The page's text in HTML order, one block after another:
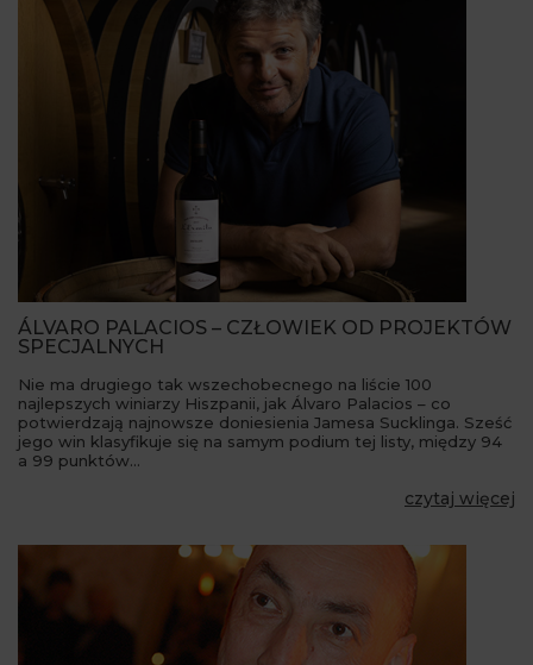
ÁLVARO PALACIOS – CZŁOWIEK OD PROJEKTÓW
SPECJALNYCH
Nie ma drugiego tak wszechobecnego na liście 100
najlepszych winiarzy Hiszpanii, jak Álvaro Palacios – co
potwierdzają najnowsze doniesienia Jamesa Sucklinga. Sześć
jego win klasyfikuje się na samym podium tej listy, między 94
a 99 punktów…
czytaj więcej